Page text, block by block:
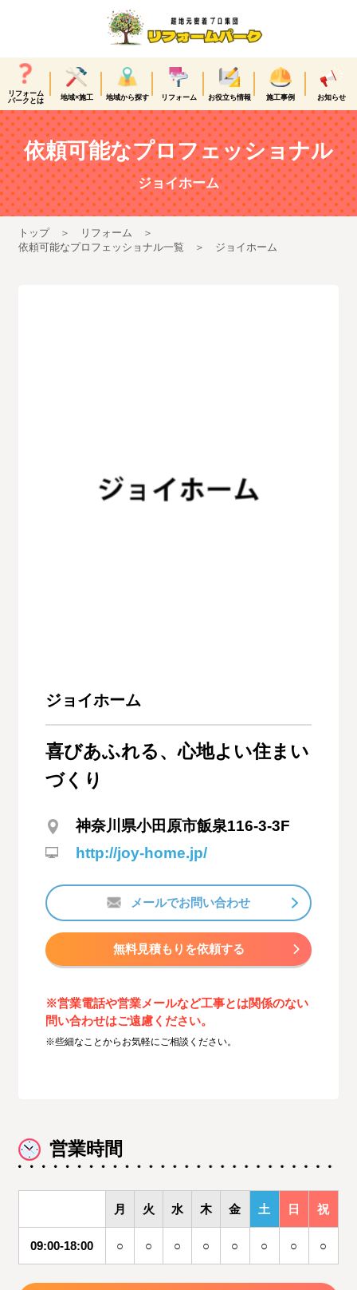
リフォーム
パークとは
地域×施工 地域から探す リフォーム お役立ち情報 施工事例 お知らせ
依頼可能なプロフェッショナル
ジョイホーム
トップ
リフォーム
依頼可能なプロフェッショナル一覧
ジョイホーム
ジョイホーム
喜びあふれる、心地よい住まい
づくり
神奈川県小田原市飯泉116-3-3F
http://joy-home.jp/
メールでお問い合わせ
無料見積もりを依頼する
※営業電話や営業メールなど工事とは関係のない
問い合わせはご遠慮ください。
※些細なことからお気軽にご相談ください。
営業時間
月 火 水 木 金 土 日 祝
09:00-18:00 ○ ○ ○ ○ ○ ○ ○ ○